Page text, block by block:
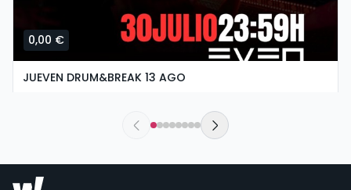
0,00 €
JUEVEN DRUM&BREAK 13 AGO